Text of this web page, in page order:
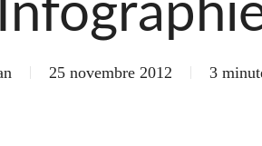
25 novembre 2012 3